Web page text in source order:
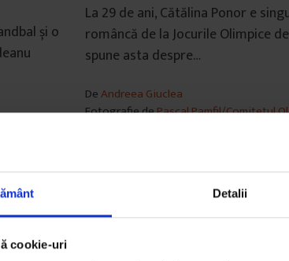
Detalii
cookie-uri
și o
La 29 de ani, Cătălina Ponor e
româncă de la Jocurile Olimpice de
spune asta despre…
DeAndreea Giuclea
Fotografie dePascal Pamfil/Comitetul